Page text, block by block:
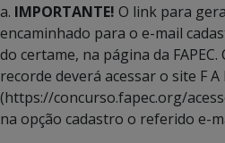
a. IMPORTANTE! O link para
encaminhado para o e-mail
do certame, na página da
recorde deverá acessar o site F A
(https://concurso.fapec.org/
na opção cadastro o referido e-